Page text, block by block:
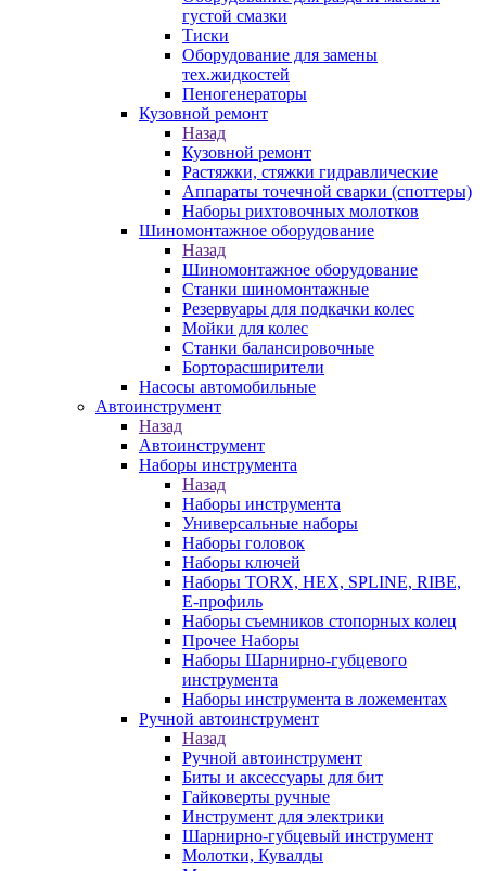
густой смазки
Тиски
Оборудование для замены
тех.жидкостей
Пеногенераторы
Кузовной ремонт
Назад
Кузовной ремонт
Растяжки, стяжки гидравлические
Аппараты точечной сварки (споттеры)
Наборы рихтовочных молотков
Шиномонтажное оборудование
Назад
Шиномонтажное оборудование
Станки шиномонтажные
Резервуары для подкачки колес
Мойки для колес
Станки балансировочные
Борторасширители
Насосы автомобильные
Автоинструмент
Назад
Автоинструмент
Наборы инструмента
Назад
Наборы инструмента
Универсальные наборы
Наборы головок
Наборы ключей
Наборы TORX, HEX, SPLINE, RIBE,
E-профиль
Наборы съемников стопорных колец
Прочее Наборы
Наборы Шарнирно-губцевого
инструмента
Наборы инструмента в ложементах
Ручной автоинструмент
Назад
Ручной автоинструмент
Биты и аксессуары для бит
Гайковерты ручные
Инструмент для электрики
Шарнирно-губцевый инструмент
Молотки, Кувалды